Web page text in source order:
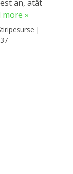
an, atât
more »
|